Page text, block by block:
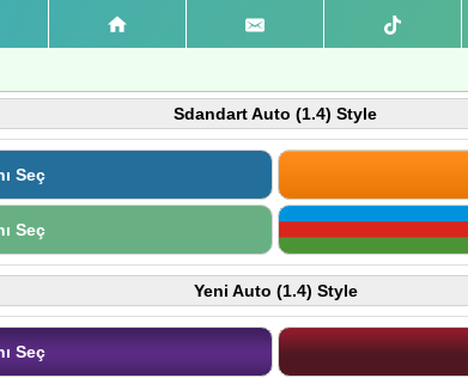
Sdandart Auto (1.4) Style
Seç
Seç
Yeni Auto (1.4) Style
Seç